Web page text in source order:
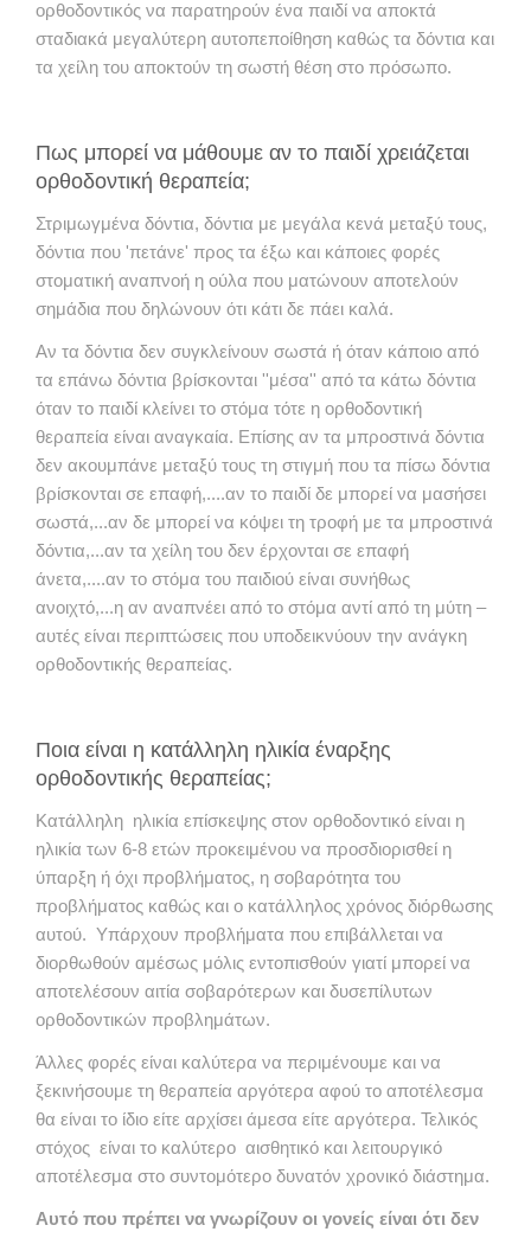
ορθοδοντικός να παρατηρούν ένα παιδί να αποκτά
σταδιακά μεγαλύτερη αυτοπεποίθηση καθώς τα δόντια και
τα χείλη του αποκτούν τη σωστή θέση στο πρόσωπο.
Πως μπορεί να μάθουμε αν το παιδί χρειάζεται
ορθοδοντική θεραπεία;
Στριμωγμένα δόντια, δόντια με μεγάλα κενά μεταξύ τους,
δόντια που 'πετάνε' προς τα έξω και κάποιες φορές
στοματική αναπνοή η ούλα που ματώνουν αποτελούν
σημάδια που δηλώνουν ότι κάτι δε πάει καλά.
Αν τα δόντια δεν συγκλείνουν σωστά ή όταν κάποιο από
τα επάνω δόντια βρίσκονται ''μέσα'' από τα κάτω δόντια
όταν το παιδί κλείνει το στόμα τότε η ορθοδοντική
θεραπεία είναι αναγκαία. Επίσης αν τα μπροστινά δόντια
δεν ακουμπάνε μεταξύ τους τη στιγμή που τα πίσω δόντια
βρίσκονται σε επαφή,....αν το παιδί δε μπορεί να μασήσει
σωστά,...αν δε μπορεί να κόψει τη τροφή με τα μπροστινά
δόντια,...αν τα χείλη του δεν έρχονται σε επαφή
άνετα,....αν το στόμα του παιδιού είναι συνήθως
ανοιχτό,...η αν αναπνέει από το στόμα αντί από τη μύτη –
αυτές είναι περιπτώσεις που υποδεικνύουν την ανάγκη
ορθοδοντικής θεραπείας.
Ποια είναι η κατάλληλη ηλικία έναρξης
ορθοδοντικής θεραπείας;
Κατάλληλη ηλικία επίσκεψης στον ορθοδοντικό είναι η
ηλικία των 6-8 ετών προκειμένου να προσδιορισθεί η
ύπαρξη ή όχι προβλήματος, η σοβαρότητα του
προβλήματος καθώς και ο κατάλληλος χρόνος διόρθωσης
αυτού. Υπάρχουν προβλήματα που επιβάλλεται να
διορθωθούν αμέσως μόλις εντοπισθούν γιατί μπορεί να
αποτελέσουν αιτία σοβαρότερων και δυσεπίλυτων
ορθοδοντικών προβλημάτων.
Άλλες φορές είναι καλύτερα να περιμένουμε και να
ξεκινήσουμε τη θεραπεία αργότερα αφού το αποτέλεσμα
θα είναι το ίδιο είτε αρχίσει άμεσα είτε αργότερα. Τελικός
στόχος είναι το καλύτερο αισθητικό και λειτουργικό
αποτέλεσμα στο συντομότερο δυνατόν χρονικό διάστημα.
Αυτό που πρέπει να γνωρίζουν οι γονείς είναι ότι δεν